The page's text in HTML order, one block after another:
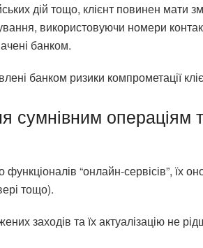
дій тощо, клієнт повинен мати
використовуючи номери
банком.
банком ризики компрометації
сумнівним операціям
“онлайн-сервісів”, їх
тощо).
заходів та їх актуалізацію не